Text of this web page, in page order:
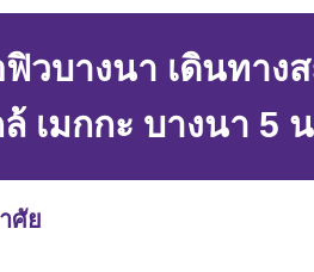
วบางนา เดินทาง
เมกกะ บางนา 5
ศัย